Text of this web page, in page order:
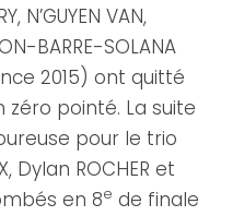
N’GUYEN VAN,
BARRE-SOLANA
2015) ont quitté
pointé. La suite
pour le trio
Dylan ROCHER et
en 8e de finale